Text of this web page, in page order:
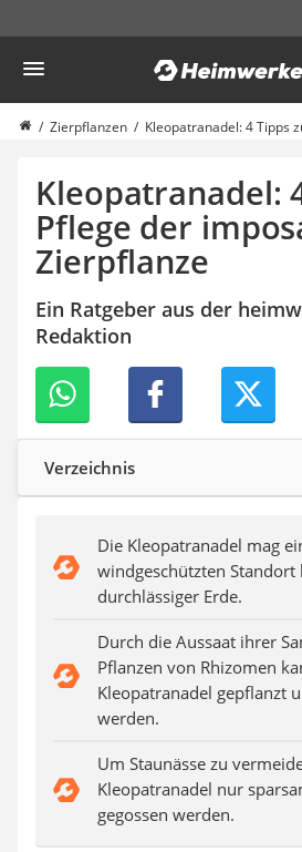
Garten
Akku-Laubsauger
Faltpavillon
Schlauchtrommel
Solar-Lichterkette außen
Teleskopleiter
Ameisengift
Pavillon
Sichtschutzstreifen
Akku-Laubbläser
Koifutter
Kassettenmarkise
Bosch-Heckenschere
Stihl-Laubbläser
Minidumper
Zierpflanzen
Kleopatranadel:
Pflege der
Zierpflanze
Ein Ratgeber aus der
Redaktion
Verzeichnis
Die Kleopatranadel mag
windgeschützten Standort
durchlässiger Erde.
Durch die Aussaat ihrer
Pflanzen von Rhizomen
Kleopatranadel gepflanzt
werden.
Um Staunässe zu
Kleopatranadel nur
gegossen werden.